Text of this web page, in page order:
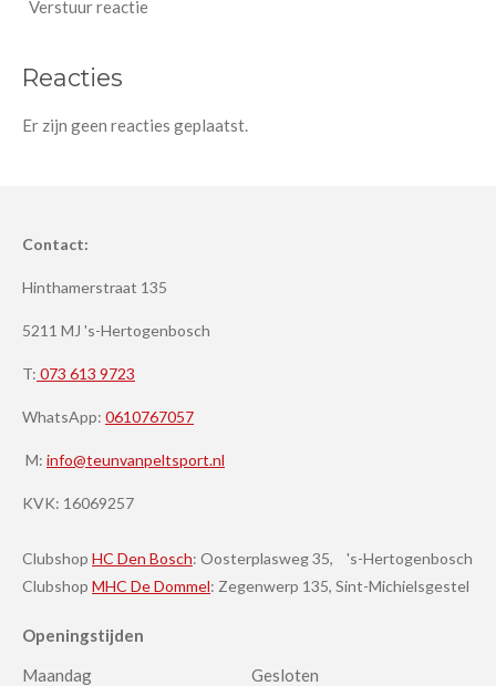
Verstuur reactie
Reacties
Er zijn geen reacties geplaatst.
Contact:
Hinthamerstraat 135
5211 MJ 's-Hertogenbosch
T: 073 613 9723
WhatsApp: 0610767057
M: info@teunvanpeltsport.nl
KVK: 16069257
Clubshop HC Den Bosch: Oosterplasweg 35, 's-Hertogenbosch
Clubshop MHC De Dommel: Zegenwerp 135, Sint-Michielsgestel
Openingstijden
Maandag
Gesloten